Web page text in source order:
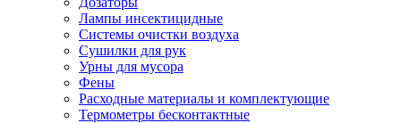
Лампы инсектицидные
Системы очистки воздуха
Сушилки для рук
Урны для мусора
Фены
Расходные материалы и комплектующие
Термометры бесконтактные